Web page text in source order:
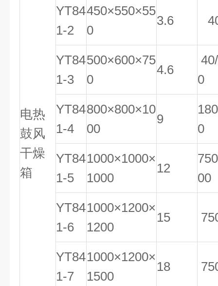
电热
鼓风
干燥
箱
YT84
1-2
450×550×55
0
3.6
YT84
1-3
500×600×75
0
4.6
0
YT84
1-4
800×800×10
00
9
0
YT84
1-5
1000×1000×
1000
12
00
YT84
1-6
1000×1200×
1200
15
YT84
1-7
1000×1200×
1500
18